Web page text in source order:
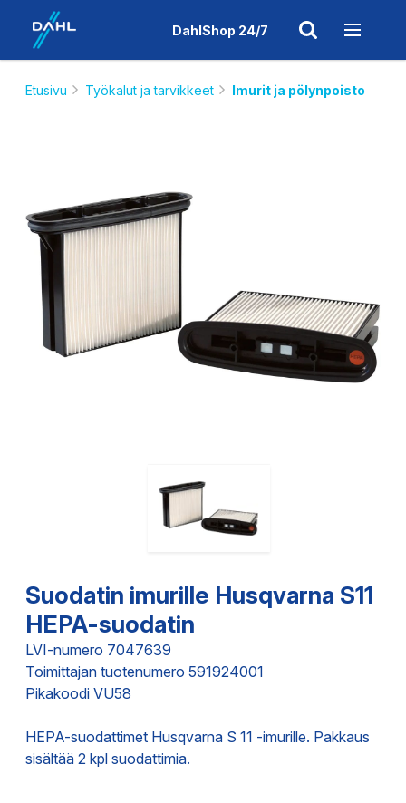
DahlShop 24/7
Etusivu Työkalut ja tarvikkeet Imurit ja pölynpoisto
Suodatin imurille Husqvarna S11
HEPA-suodatin
LVI-numero 7047639
Toimittajan tuotenumero 591924001
Pikakoodi VU58
HEPA-suodattimet Husqvarna S 11 -imurille. Pakkaus
sisältää 2 kpl suodattimia.